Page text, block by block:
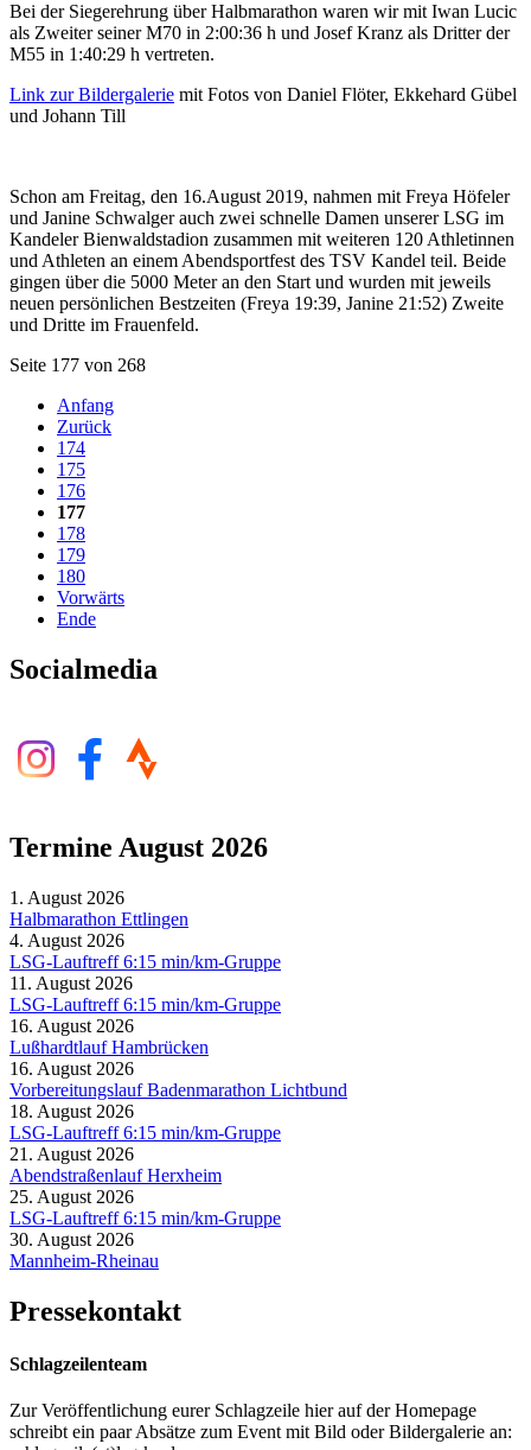
Bei der Siegerehrung über Halbmarathon waren wir mit Iwan Lucic
als Zweiter seiner M70 in 2:00:36 h und Josef Kranz als Dritter der
M55 in 1:40:29 h vertreten.
Link zur Bildergalerie mit Fotos von Daniel Flöter, Ekkehard Gübel
und Johann Till
Schon am Freitag, den 16.August 2019, nahmen mit Freya Höfeler
und Janine Schwalger auch zwei schnelle Damen unserer LSG im
Kandeler Bienwaldstadion zusammen mit weiteren 120 Athletinnen
und Athleten an einem Abendsportfest des TSV Kandel teil. Beide
gingen über die 5000 Meter an den Start und wurden mit jeweils
neuen persönlichen Bestzeiten (Freya 19:39, Janine 21:52) Zweite
und Dritte im Frauenfeld.
Seite 177 von 268
Anfang
Zurück
174
175
176
177
178
179
180
Vorwärts
Ende
Socialmedia
Termine August 2026
1. August 2026
Halbmarathon Ettlingen
4. August 2026
LSG-Lauftreff 6:15 min/km-Gruppe
11. August 2026
LSG-Lauftreff 6:15 min/km-Gruppe
16. August 2026
Lußhardtlauf Hambrücken
16. August 2026
Vorbereitungslauf Badenmarathon Lichtbund
18. August 2026
LSG-Lauftreff 6:15 min/km-Gruppe
21. August 2026
Abendstraßenlauf Herxheim
25. August 2026
LSG-Lauftreff 6:15 min/km-Gruppe
30. August 2026
Mannheim-Rheinau
Pressekontakt
Schlagzeilenteam
Zur Veröffentlichung eurer Schlagzeile hier auf der Homepage
schreibt ein paar Absätze zum Event mit Bild oder Bildergalerie an: